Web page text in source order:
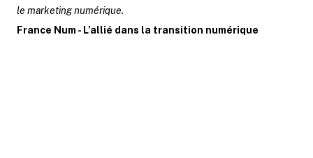
le marketing numérique.
France Num - L’allié dans la transition numérique